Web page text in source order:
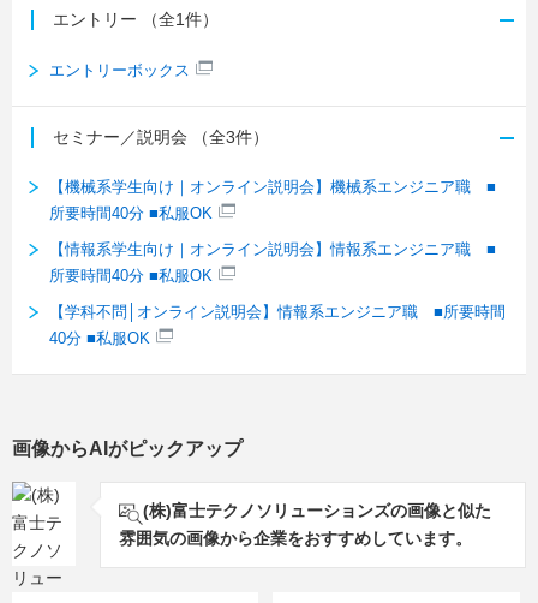
エントリー （全1件）
エントリーボックス
セミナー／説明会 （全3件）
【機械系学生向け｜オンライン説明会】機械系エンジニア職 ■
所要時間40分 ■私服OK
【情報系学生向け｜オンライン説明会】情報系エンジニア職 ■
所要時間40分 ■私服OK
【学科不問│オンライン説明会】情報系エンジニア職 ■所要時間
40分 ■私服OK
画像からAIがピックアップ
(株)富士テクノソリューションズの画像と似た
雰囲気の画像から企業をおすすめしています。